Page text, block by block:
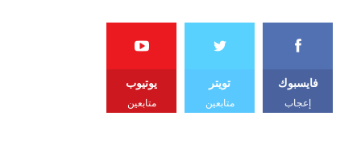
فايسبوك
إعجاب
تويتر
متابعين
يوتيوب
متابعين